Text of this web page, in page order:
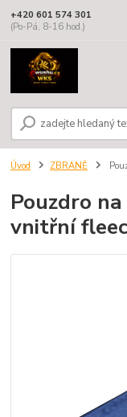
+420 601 574 301
(Po-Pá, 8-16 hod.)
Úvod ZBRANĚ
Pouzdro
vnitřní